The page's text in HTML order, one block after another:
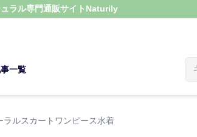
ラル専門通販サイト Naturily
一覧
ルスカートワンピース水着